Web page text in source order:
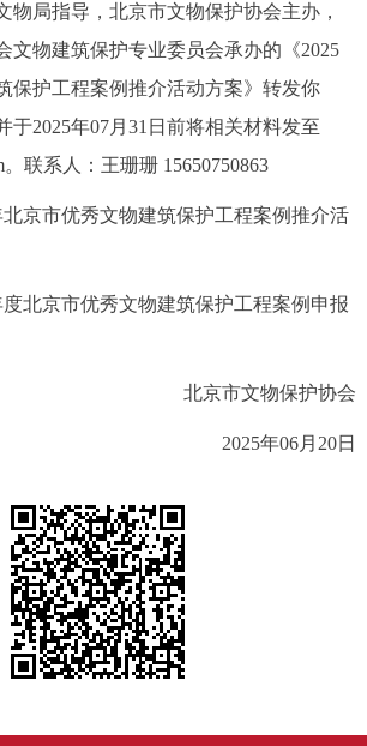
局指导，北京市文物保护协会主办，
文物建筑保护专业委员会承办的《2025
保护工程案例推介活动方案》转发你
于2025年07月31日前将相关材料发至
。联系人：王珊珊 15650750863
北京市优秀文物建筑保护工程案例推介活
度北京市优秀文物建筑保护工程案例申报
北京市文物保护协会
2025年06月20日